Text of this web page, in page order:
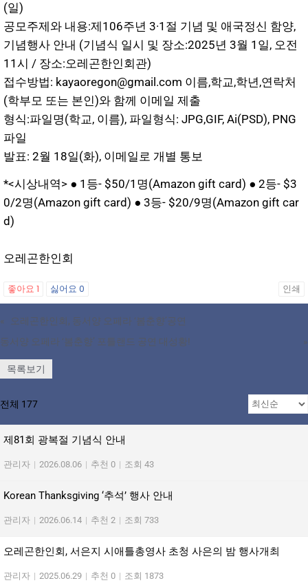
(일)
공모주제와 내용:제106주년 3·1절 기념 및 애국정신 함양,
기념행사 안내 (기념식 일시 및 장소:2025년 3월 1일, 오전
11시 / 장소:오레곤한인회관)
접수방법: kayaoregon@gmail.com 이름,학교,학년,연락처
(학부모 또는 본인)와 함께 이메일 제출
형식:파일명(학교, 이름), 파일형식: JPG,GIF, Ai(PSD), PNG
파일
발표: 2월 18일(화), 이메일로 개별 통보
*<시상내역> ● 1등- $50/1명(Amazon gift card) ● 2등- $3
0/2명(Amazon gift card) ● 3등- $20/9명(Amazon gift car
d)
오레곤한인회
좋아요 1 싫어요 0 인쇄
«
오레곤한인회, 동서양 오페라 ‘봄춘향’공연
동서양 오페라 ‘봄춘향’ 포틀랜드 공연 대성황!
»
목록보기
전체 177
제81회 광복절 기념식 안내
관리자 | 2026.08.06 | 추천 0 | 조회 43
Korean Thanksgiving ‘추석’ 행사 안내
관리자 | 2026.06.14 | 추천 2 | 조회 733
오레곤한인회, 서은지 시애틀총영사 초청 사은의 밤 행사개최
관리자 | 2025.06.29 | 추천 0 | 조회 1873